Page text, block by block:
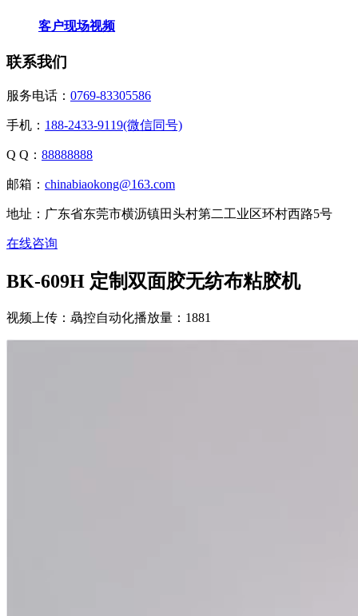
客户现场视频
联系我们
服务电话： 0769-83305586
手机： 188-2433-9119(微信同号)
Q Q： 88888888
邮箱： chinabiaokong@163.com
地址：广东省东莞市横沥镇田头村第二工业区环村西路5号
在线咨询
BK-609H 定制双面胶无纺布粘胶机
视频上传：骉控自动化播放量：1881